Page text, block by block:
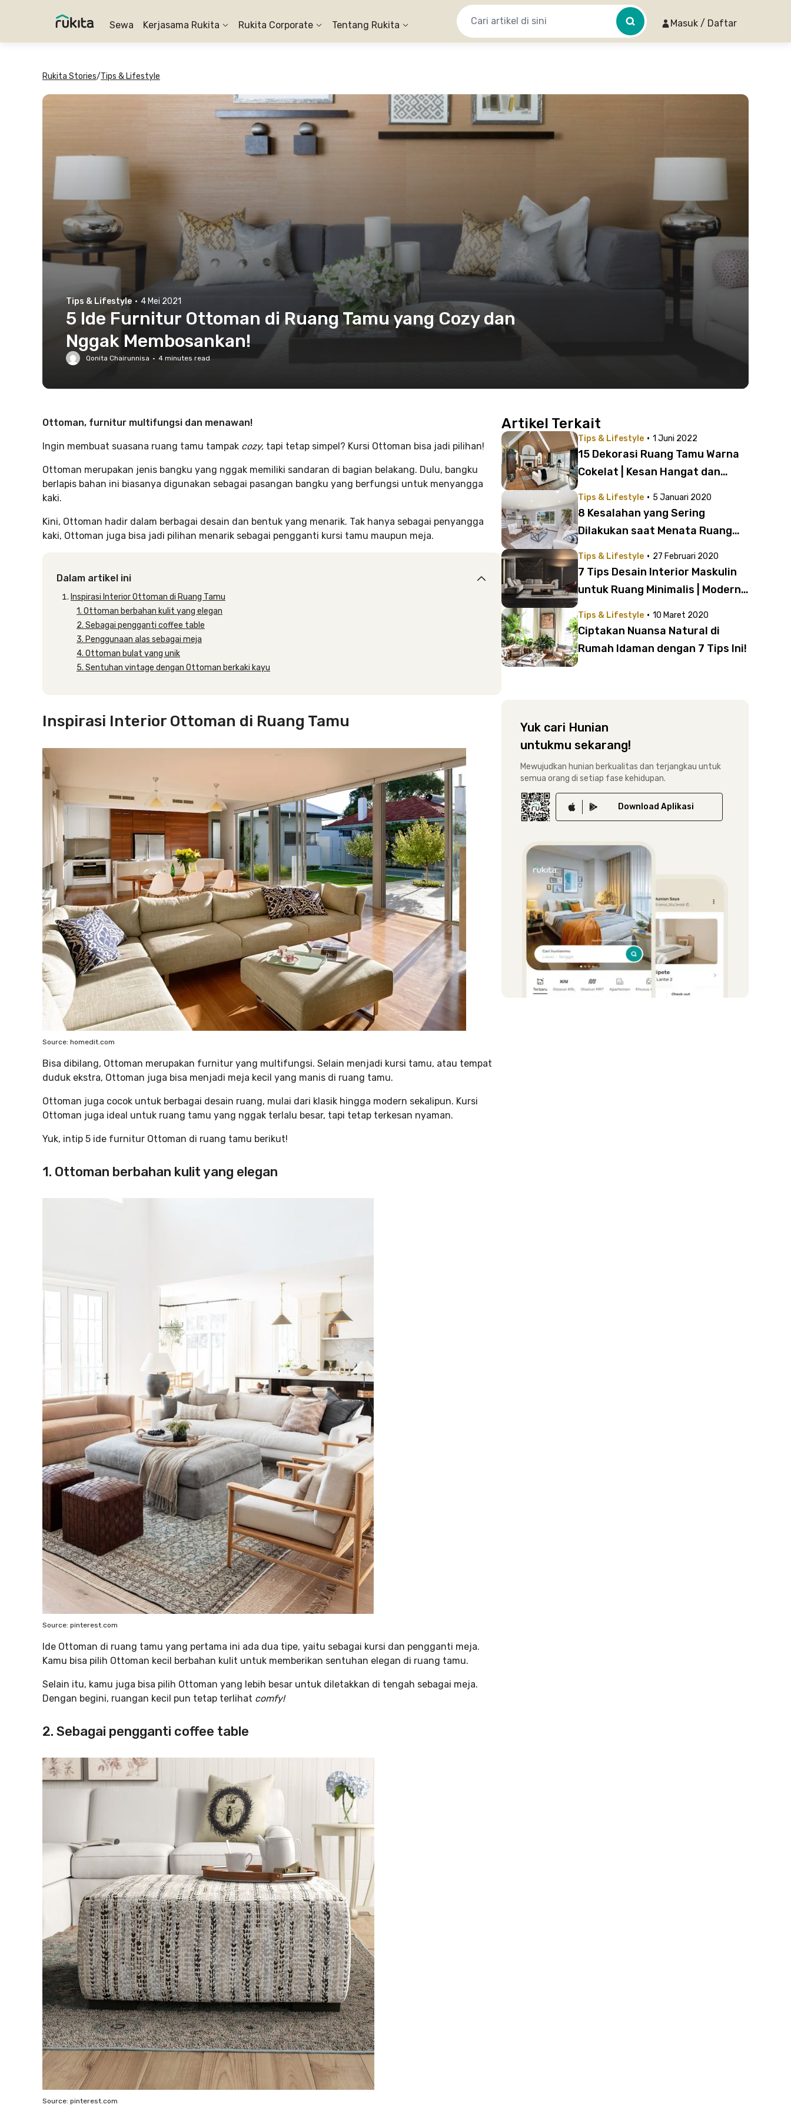
Sewa Kerjasama Rukita Rukita Corporate Tentang Rukita Masuk / Daftar
Rukita Stories/Tips & Lifestyle
Tips & Lifestyle · 4 Mei 2021
5 Ide Furnitur Ottoman di Ruang Tamu yang Cozy dan
Nggak Membosankan!
Qonita Chairunnisa · 4 minutes read
Ottoman, furnitur multifungsi dan menawan!
Ingin membuat suasana ruang tamu tampak cozy, tapi tetap simpel? Kursi Ottoman bisa jadi pilihan!
Ottoman merupakan jenis bangku yang nggak memiliki sandaran di bagian belakang. Dulu, bangku
berlapis bahan ini biasanya digunakan sebagai pasangan bangku yang berfungsi untuk menyangga
kaki.
Kini, Ottoman hadir dalam berbagai desain dan bentuk yang menarik. Tak hanya sebagai penyangga
kaki, Ottoman juga bisa jadi pilihan menarik sebagai pengganti kursi tamu maupun meja.
Dalam artikel ini
Inspirasi Interior Ottoman di Ruang Tamu
1. Ottoman berbahan kulit yang elegan
2. Sebagai pengganti coffee table
3. Penggunaan alas sebagai meja
4. Ottoman bulat yang unik
5. Sentuhan vintage dengan Ottoman berkaki kayu
Inspirasi Interior Ottoman di Ruang Tamu
Source: homedit.com
Bisa dibilang, Ottoman merupakan furnitur yang multifungsi. Selain menjadi kursi tamu, atau tempat
duduk ekstra, Ottoman juga bisa menjadi meja kecil yang manis di ruang tamu.
Ottoman juga cocok untuk berbagai desain ruang, mulai dari klasik hingga modern sekalipun. Kursi
Ottoman juga ideal untuk ruang tamu yang nggak terlalu besar, tapi tetap terkesan nyaman.
Yuk, intip 5 ide furnitur Ottoman di ruang tamu berikut!
1. Ottoman berbahan kulit yang elegan
Source: pinterest.com
Ide Ottoman di ruang tamu yang pertama ini ada dua tipe, yaitu sebagai kursi dan pengganti meja.
Kamu bisa pilih Ottoman kecil berbahan kulit untuk memberikan sentuhan elegan di ruang tamu.
Selain itu, kamu juga bisa pilih Ottoman yang lebih besar untuk diletakkan di tengah sebagai meja.
Dengan begini, ruangan kecil pun tetap terlihat comfy!
2. Sebagai pengganti coffee table
Source: pinterest.com
Artikel Terkait
Tips & Lifestyle · 1 Juni 2022
15 Dekorasi Ruang Tamu Warna
Cokelat | Kesan Hangat dan
Tips & Lifestyle · 5 Januari 2020
8 Kesalahan yang Sering
Dilakukan saat Menata Ruang
Tips & Lifestyle · 27 Februari 2020
7 Tips Desain Interior Maskulin
untuk Ruang Minimalis | Modern
Tips & Lifestyle · 10 Maret 2020
Ciptakan Nuansa Natural di
Rumah Idaman dengan 7 Tips Ini!
Yuk cari Hunian
untukmu sekarang!
Mewujudkan hunian berkualitas dan terjangkau untuk
semua orang di setiap fase kehidupan.
Download Aplikasi